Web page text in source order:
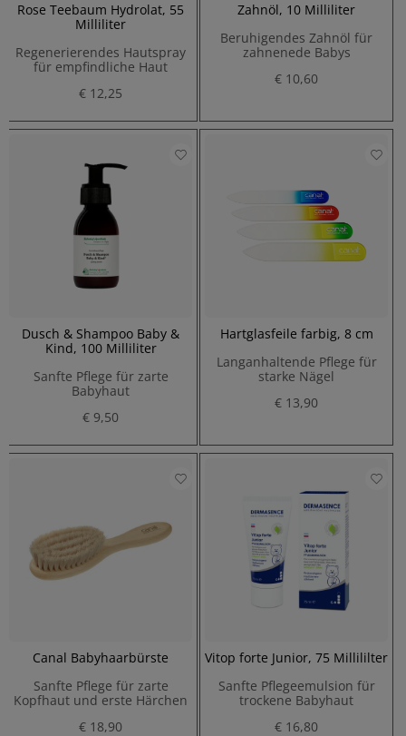
Rose Teebaum Hydrolat, 55
Milliliter
Regenerierendes Hautspray
für empfindliche Haut
€ 12,25
Zahnöl, 10 Milliliter
Beruhigendes Zahnöl für
zahnenede Babys
€ 10,60
Dusch & Shampoo Baby &
Kind, 100 Milliliter
Sanfte Pflege für zarte
Babyhaut
€ 9,50
Hartglasfeile farbig, 8 cm
Langanhaltende Pflege für
starke Nägel
€ 13,90
Canal Babyhaarbürste
Sanfte Pflege für zarte
Kopfhaut und erste Härchen
€ 18,90
Vitop forte Junior, 75 Millililter
Sanfte Pflegeemulsion für
trockene Babyhaut
€ 16,80